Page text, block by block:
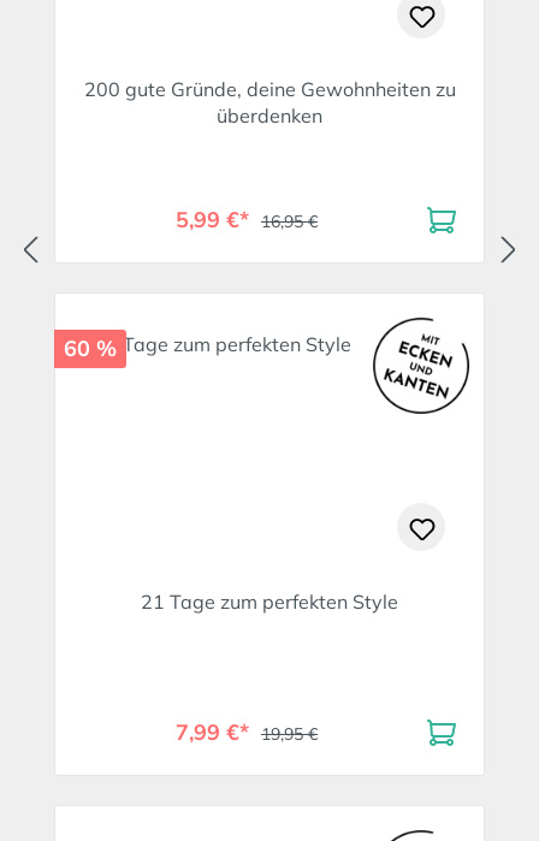
200 gute Gründe, deine Gewohnheiten zu
überdenken
5,99 €* 16,95 €
60 %
21 Tage zum perfekten Style
7,99 €* 19,95 €